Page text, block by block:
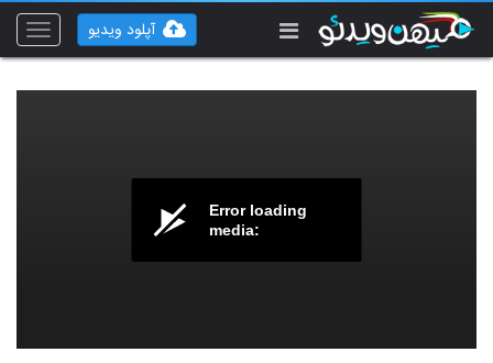
Toggle
آپلود ویدیو
Error loading
media: